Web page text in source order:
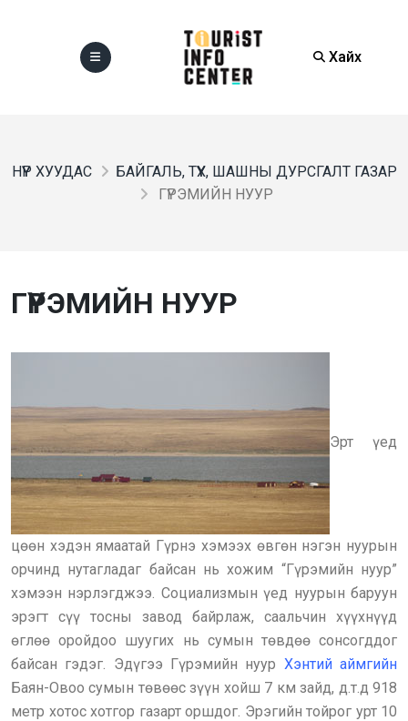
Хайх
НҮҮР ХУУДАС
БАЙГАЛЬ, ТҮҮХ, ШАШНЫ ДУРСГАЛТ ГАЗАР
ГҮРЭМИЙН НУУР
ГҮРЭМИЙН НУУР
Эрт үед
цөөн хэдэн ямаатай Гүрнэ хэмээх өвгөн нэгэн нуурын
орчинд нутагладаг байсан нь хожим “Гүрэмийн нуур”
хэмээн нэрлэгджээ. Социализмын үед нуурын баруун
эрэгт сүү тосны завод байрлаж, саальчин хүүхнүүд
өглөө оройдоо шуугих нь сумын төвдөө сонсогддог
байсан гэдэг. Эдүгээ Гүрэмийн нуур Хэнтий аймгийн
Баян-Овоо сумын төвөөс зүүн хойш 7 км зайд, д.т.д 918
метр хотос хотгор газарт оршдог. Эрэгийн тойрог урт 10